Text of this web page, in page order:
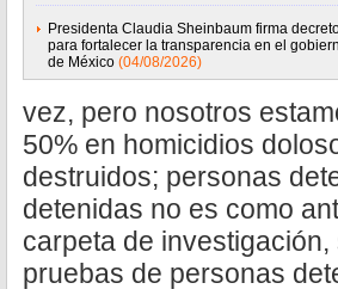
Presidenta Claudia Sheinbaum firma
para fortalecer la transparencia en el
de México (04/08/2026)
vez, pero nosotros
50% en homicidios
destruidos; personas
detenidas no es como
carpeta de
pruebas de personas